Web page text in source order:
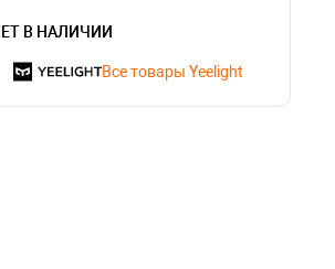
В НАЛИЧИИ
Все товары Yeelight